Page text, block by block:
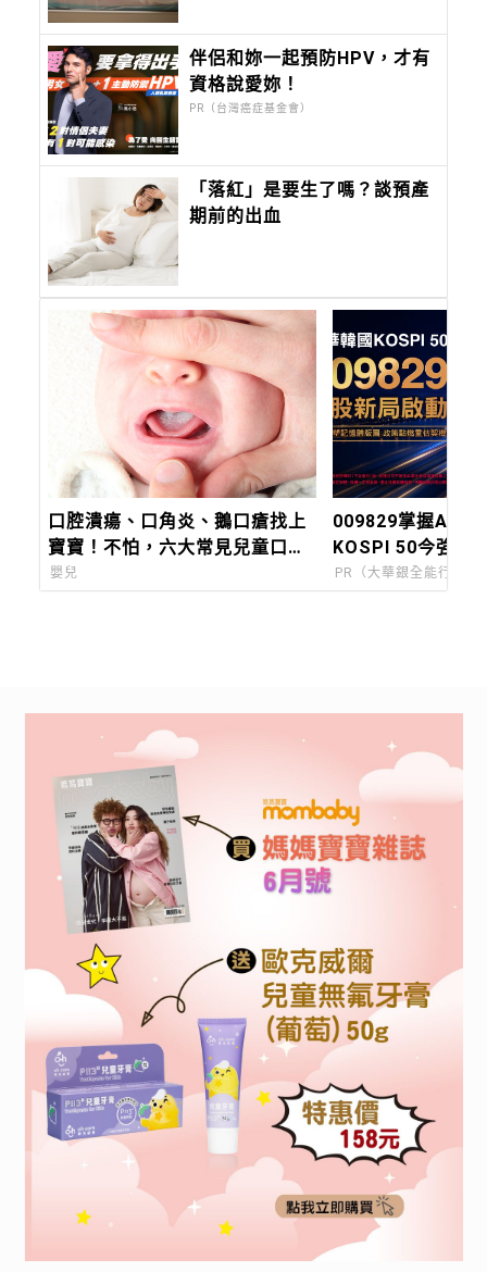
伴侶和妳一起預防HPV，才有
資格說愛妳！
PR（台灣癌症基金會）
「落紅」是要生了嗎？談預產
期前的出血
口腔潰瘍、口角炎、鵝口瘡找上
寶寶！不怕，六大常見兒童口腔
症狀一次看懂，教你如何治療及
嬰兒
009829掌握AI關
KOSPI 50今強勢
PR（大華銀全能行銷方